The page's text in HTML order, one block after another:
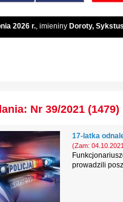
2026 r., imieniny Doroty,
Nr 39/2021 (1479)
17-latka
(Zam:
prowadzili